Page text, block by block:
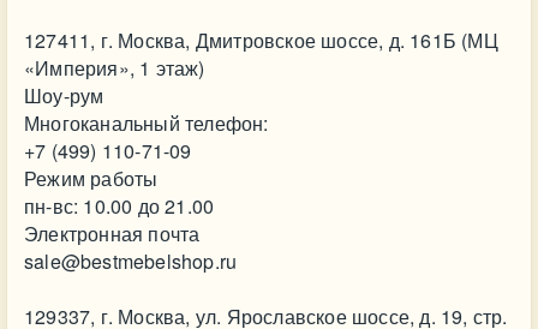
127411, г. Москва, Дмитровское шоссе, д. 161Б (МЦ
«Империя», 1 этаж)
Шоу-рум
Многоканальный телефон:
+7 (499) 110-71-09
Режим работы
пн-вс: 10.00 до 21.00
Электронная почта
sale@bestmebelshop.ru
129337, г. Москва, ул. Ярославское шоссе, д. 19, стр.